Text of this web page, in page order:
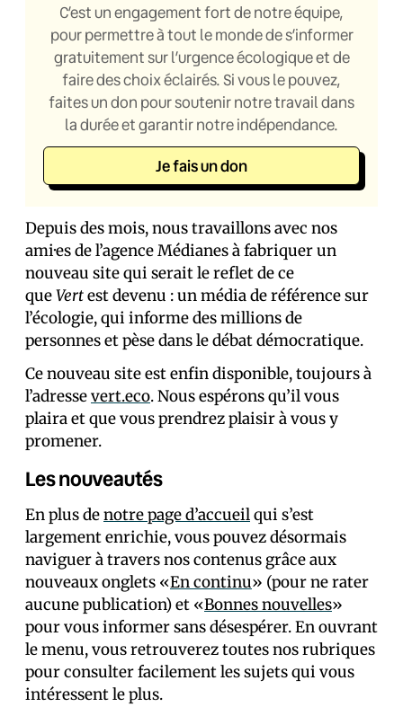
C’est un engagement fort de notre équipe,
pour permettre à tout le monde de s’informer
gratuitement sur l’urgence écologique et de
faire des choix éclairés. Si vous le pouvez,
faites un don pour soutenir notre travail dans
la durée et garantir notre indépendance.
Je fais un don
Depuis des mois, nous travaillons avec nos
ami·es de l’agence Médianes à fabriquer un
nouveau site qui serait le reflet de ce
queVertest devenu : un média de référence sur
l’écologie, qui informe des millions de
personnes et pèse dans le débat démocratique.
Ce nouveau site est enfin disponible, toujours à
l’adressevert.eco. Nous espérons qu’il vous
plaira et que vous prendrez plaisir à vous y
promener.
Les nouveautés
En plus denotre page d’accueilqui s’est
largement enrichie, vous pouvez désormais
naviguer à travers nos contenus grâce aux
nouveaux onglets «En continu» (pour ne rater
aucune publication) et «Bonnes nouvelles»
pour vous informer sans désespérer. En ouvrant
le menu, vous retrouverez toutes nos rubriques
pour consulter facilement les sujets qui vous
intéressent le plus.